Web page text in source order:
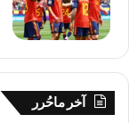
آخر ماحُرر